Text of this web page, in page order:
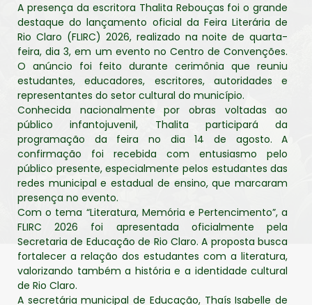
A presença da escritora Thalita Rebouças foi o grande
destaque do lançamento oficial da Feira Literária de
Rio Claro (FLIRC) 2026, realizado na noite de quarta-
feira, dia 3, em um evento no Centro de Convenções.
O anúncio foi feito durante cerimônia que reuniu
estudantes, educadores, escritores, autoridades e
representantes do setor cultural do município.
Conhecida nacionalmente por obras voltadas ao
público infantojuvenil, Thalita participará da
programação da feira no dia 14 de agosto. A
confirmação foi recebida com entusiasmo pelo
público presente, especialmente pelos estudantes das
redes municipal e estadual de ensino, que marcaram
presença no evento.
Com o tema “Literatura, Memória e Pertencimento”, a
FLIRC 2026 foi apresentada oficialmente pela
Secretaria de Educação de Rio Claro. A proposta busca
fortalecer a relação dos estudantes com a literatura,
valorizando também a história e a identidade cultural
de Rio Claro.
A secretária municipal de Educação, Thaís Isabelle de